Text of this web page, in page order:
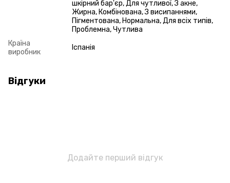
шкірний бар'єр, Для чутливої, З акне,
Жирна, Комбінована, З висипаннями,
Пігментована, Нормальна, Для всіх типів,
Проблемна, Чутлива
Країна
виробник
Іспанія
Відгуки
Додайте перший відгук